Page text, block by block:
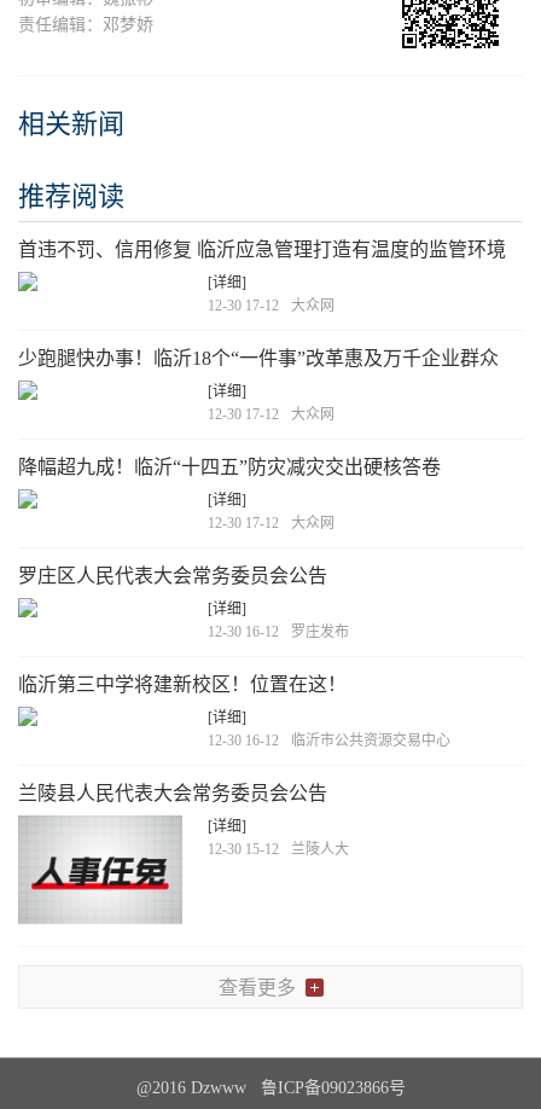
责任编辑：邓梦娇
相关新闻
推荐阅读
首违不罚、信用修复 临沂应急管理打造有温度的监管环境
[详细]
12-30 17-12
大众网
少跑腿快办事！临沂18个“一件事”改革惠及万千企业群众
[详细]
12-30 17-12
大众网
降幅超九成！临沂“十四五”防灾减灾交出硬核答卷
[详细]
12-30 17-12
大众网
罗庄区人民代表大会常务委员会公告
[详细]
12-30 16-12
罗庄发布
临沂第三中学将建新校区！位置在这！
[详细]
12-30 16-12
临沂市公共资源交易中心
兰陵县人民代表大会常务委员会公告
[详细]
12-30 15-12
兰陵人大
查看更多
@2016 Dzwww 鲁ICP备09023866号